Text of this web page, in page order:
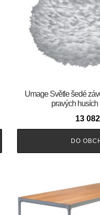
Umage Světle šedé
pravých
13 082
DO